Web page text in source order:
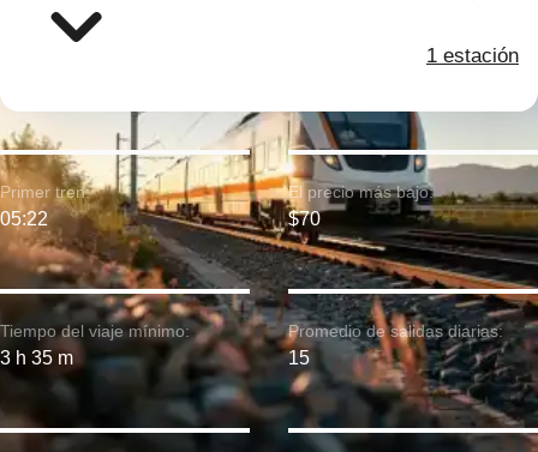
1 estación
Tiempo del viaje mínimo:
3 h 35 m
Primer tren:
05:22
El precio más bajo:
$70
Promedio de salidas diarias:
15